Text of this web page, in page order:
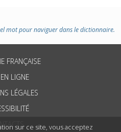
sur ce site, vous acceptez
mot pour naviguer dans le dictionnaire.
FRANÇAISE
LIGNE
LÉGALES